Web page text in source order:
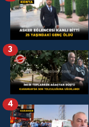
3
4